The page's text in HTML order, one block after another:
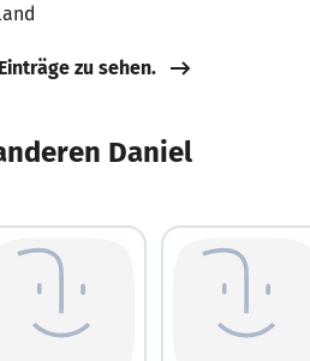
zu sehen.
Daniel